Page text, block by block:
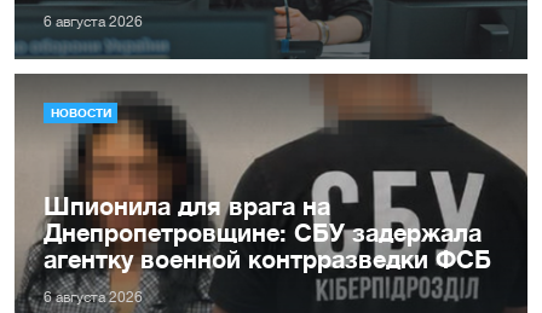
6 августа 2026
НОВОСТИ
Шпионила для врага на
Днепропетровщине: СБУ задержала
агентку военной контрразведки ФСБ
6 августа 2026